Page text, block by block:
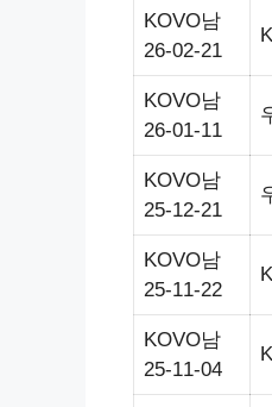
KOVO남
26-02-21
KOVO남
26-01-11
KOVO남
25-12-21
KOVO남
25-11-22
KOVO남
25-11-04